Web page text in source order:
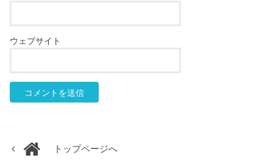
ウェブサイト
トップページへ